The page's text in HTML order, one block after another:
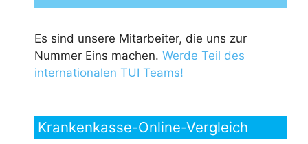
Es sind unsere Mitarbeiter, die uns zur
Nummer Eins machen. Werde Teil des
internationalen TUI Teams!
Krankenkasse-Online-Vergleich